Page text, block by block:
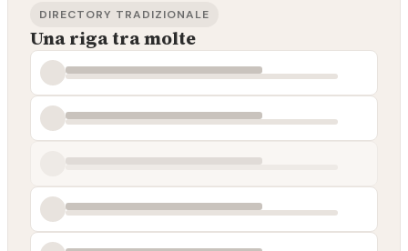
DIRECTORY TRADIZIONALE
Una riga tra molte